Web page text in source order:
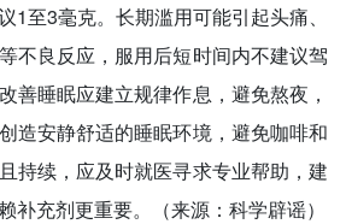
1至3毫克。长期滥用可能引起头痛、
不良反应，服用后短时间内不建议驾
善睡眠应建立规律作息，避免熬夜，
造安静舒适的睡眠环境，避免咖啡和
持续，应及时就医寻求专业帮助，建
补充剂更重要。（来源：科学辟谣）